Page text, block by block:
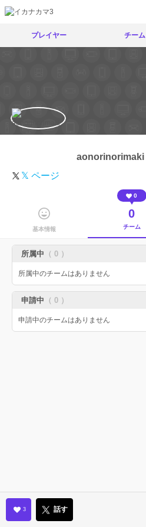
プレイヤー チーム
aonorinorimaki
𝕏 ページ
基本情報
0
0
チーム
所属中 （ 0 ）
所属中のチームはありません
申請中 （ 0 ）
申請中のチームはありません
3 話す